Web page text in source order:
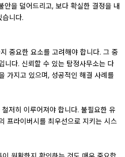
안을 덜어드리고, 보다 확실한 결정을 내
니다.
중요한 요소를 고려해야 합니다. 그 중
니다. 신뢰할 수 있는 탐정사무소는 다
가지고 있으며, 성공적인 해결 사례를
저히 이루어져야 합니다. 불필요한 유
프라이버시를 최우선으로 지키는 시스